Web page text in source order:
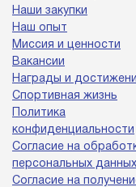
Наши закупки
Наш опыт
Миссия и ценности
Вакансии
Награды и
Спортивная жизнь
Политика
конфиденциальности
Согласие на
персональных данных
Согласие на